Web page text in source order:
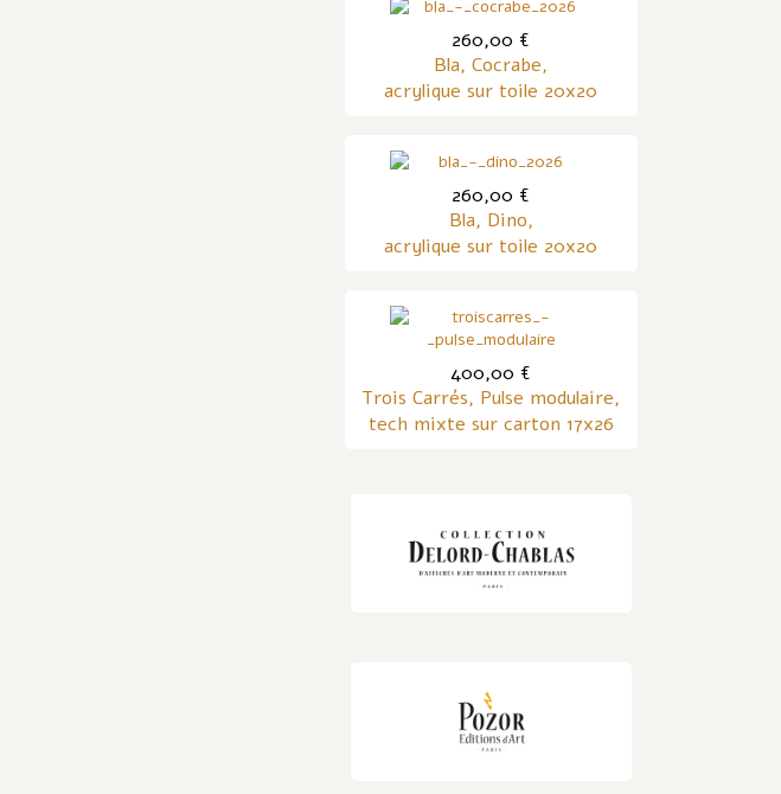
260,00 €
Bla, Cocrabe,
acrylique sur toile 20x20
260,00 €
Bla, Dino,
acrylique sur toile 20x20
400,00 €
Trois Carrés, Pulse modulaire,
tech mixte sur carton 17x26